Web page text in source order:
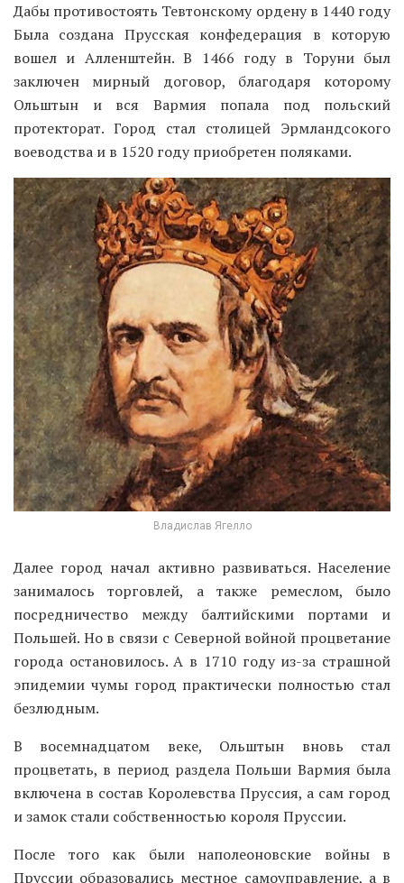
Дабы противостоять Тевтонскому ордену в 1440 году
Была создана Прусская конфедерация в которую
вошел и Алленштейн. В 1466 году в Торуни был
заключен мирный договор, благодаря которому
Ольштын и вся Вармия попала под польский
протекторат. Город стал столицей Эрмландсокого
воеводства и в 1520 году приобретен поляками.
Владислав Ягелло
Далее город начал активно развиваться. Население
занималось торговлей, а также ремеслом, было
посредничество между балтийскими портами и
Польшей. Но в связи с Северной войной процветание
города остановилось. А в 1710 году из-за страшной
эпидемии чумы город практически полностью стал
безлюдным.
В восемнадцатом веке, Ольштын вновь стал
процветать, в период раздела Польши Вармия была
включена в состав Королевства Пруссия, а сам город
и замок стали собственностью короля Пруссии.
После того как были наполеоновские войны в
Пруссии образовались местное самоуправление, а в